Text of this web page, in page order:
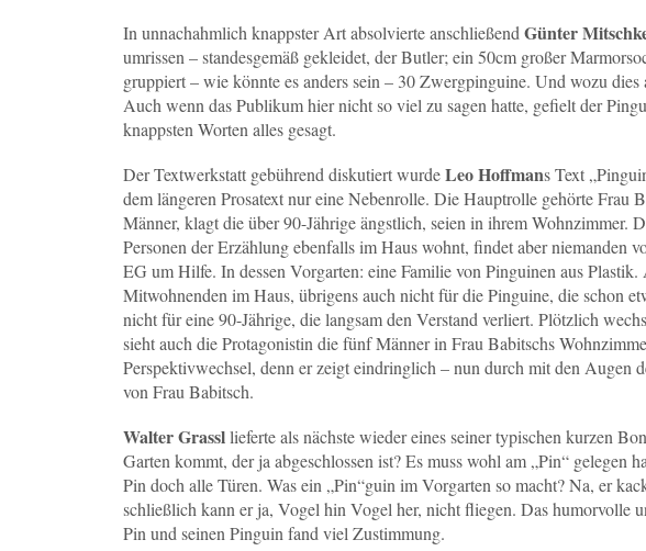
In unnachahmlich knappster Art absolvierte anschließend Günter
umrissen – standesgemäß gekleidet, der Butler; ein 50cm großer
gruppiert – wie könnte es anders sein – 30 Zwergpinguine. Und wozu
Auch wenn das Publikum hier nicht so viel zu sagen hatte, gefielt der
knappsten Worten alles gesagt.
Der Textwerkstatt gebührend diskutiert wurdeLeo Hoffmans Text
dem längeren Prosatext nur eine Nebenrolle. Die Hauptrolle gehörte Frau
Männer, klagt die über 90-Jährige ängstlich, seien in ihrem Wohnzimmer.
Personen der Erzählung ebenfalls im Haus wohnt, findet aber niemanden
EG um Hilfe. In dessen Vorgarten: eine Familie von Pinguinen aus
Mitwohnenden im Haus, übrigens auch nicht für die Pinguine, die schon
nicht für eine 90-Jährige, die langsam den Verstand verliert. Plötzlich
sieht auch die Protagonistin die fünf Männer in Frau Babitschs
Perspektivwechsel, denn er zeigt eindringlich – nun durch mit den Augen
von Frau Babitsch.
Walter Grassllieferte als nächste wieder eines seiner typischen kurzen
Garten kommt, der ja abgeschlossen ist? Es muss wohl am „Pin“ gelegen
Pin doch alle Türen. Was ein „Pin“guin im Vorgarten so macht? Na, er
schließlich kann er ja, Vogel hin Vogel her, nicht fliegen. Das humorvolle
Pin und seinen Pinguin fand viel Zustimmung.